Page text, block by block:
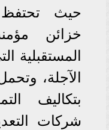
حيث
خزائن
المستقبلية
الآجلة،
بتكاليف
شركات